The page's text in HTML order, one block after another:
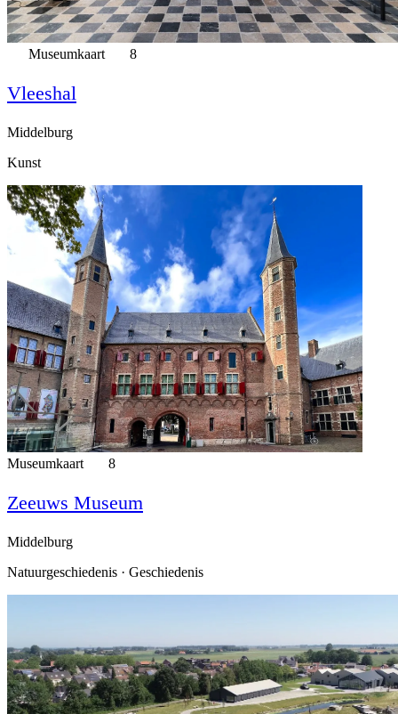
Museumkaart 8
Vleeshal
Middelburg
Kunst
Museumkaart 8
Zeeuws Museum
Middelburg
Natuurgeschiedenis · Geschiedenis